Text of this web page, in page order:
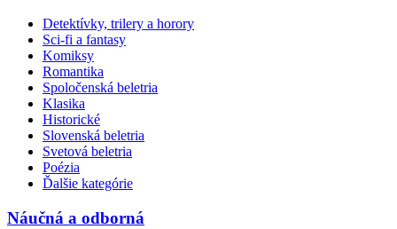
Detektívky, trilery a horory
Sci-fi a fantasy
Komiksy
Romantika
Spoločenská beletria
Klasika
Historické
Slovenská beletria
Svetová beletria
Poézia
Ďalšie kategórie
Náučná a odborná